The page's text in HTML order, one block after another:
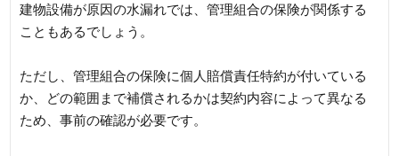
建物設備が原因の水漏れでは、管理組合の保険が関係する
こともあるでしょう。
ただし、管理組合の保険に個人賠償責任特約が付いている
か、どの範囲まで補償されるかは契約内容によって異なる
ため、事前の確認が必要です。